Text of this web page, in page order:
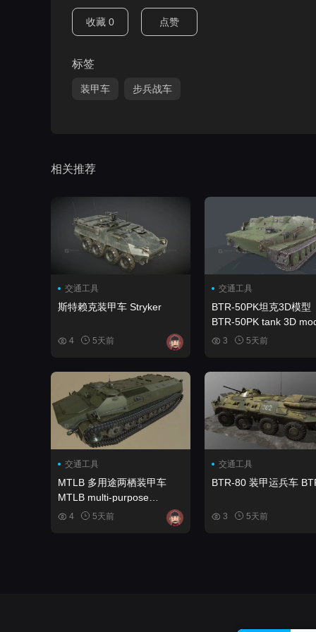
收藏 0 点赞
标签
装甲车 步兵战车
相关推荐
交通工具
斯特赖克装甲车 Stryker
4 5天前
交通工具
BTR-50PK坦克3D模型
BTR-50PK tank 3D
3 5天前
交通工具
MTLB 多用途两栖装甲车
MTLB multi-purpose
amphibious armored
4 5天前
交通工具
BTR-80 装甲运兵车
3 5天前